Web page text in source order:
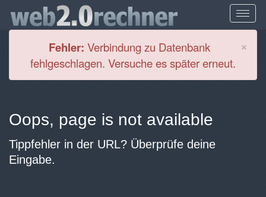
×
Fehler: Verbindung zu Datenbank
fehlgeschlagen. Versuche es später erneut.
Oops, page is not available
Tippfehler in der URL? Überprüfe deine
Eingabe.